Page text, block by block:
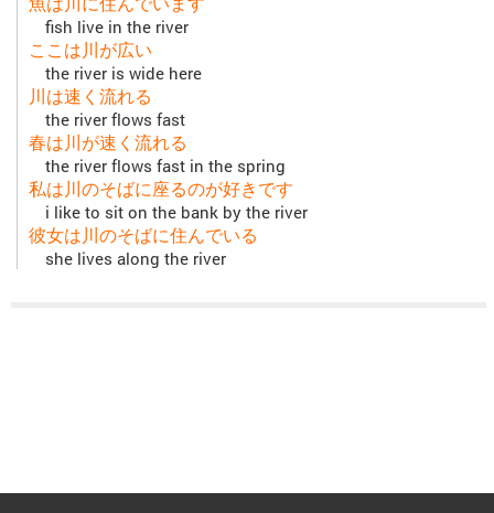
fish live in the river
ここは川が広い
the river is wide here
川は速く流れる
the river flows fast
春は川が速く流れる
the river flows fast in the spring
私は川のそばに座るのが好きです
i like to sit on the bank by the river
彼女は川のそばに住んでいる
she lives along the river